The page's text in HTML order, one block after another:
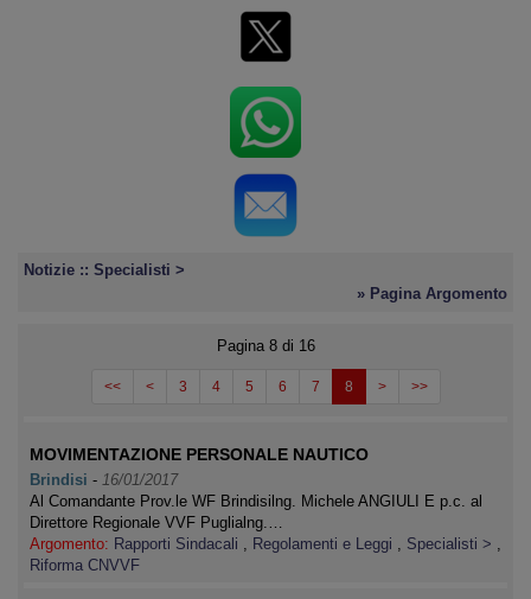
Notizie :: Specialisti >
» Pagina Argomento
Pagina 8 di 16
<< < 3 4 5 6 7 8 > >>
MOVIMENTAZIONE PERSONALE NAUTICO
Brindisi - 16/01/2017
Al Comandante Prov.le WF Brindisilng. Michele ANGIULI E p.c. al
Direttore Regionale VVF Puglialng.…
Argomento: Rapporti Sindacali , Regolamenti e Leggi , Specialisti > ,
Riforma CNVVF